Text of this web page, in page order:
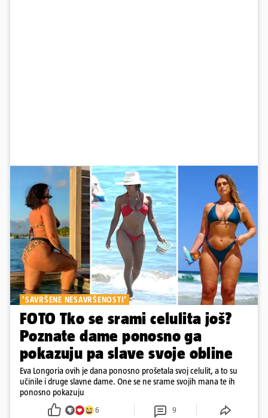
'SAVRŠENE NESAVRŠENOSTI'
FOTO Tko se srami celulita još?
Poznate dame ponosno ga
pokazuju pa slave svoje obline
Eva Longoria ovih je dana ponosno prošetala svoj celulit, a to su
učinile i druge slavne dame. One se ne srame svojih mana te ih
ponosno pokazuju
6 9